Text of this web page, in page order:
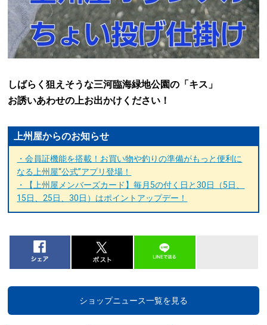
しばらく狙えそうな三河臨海緑地公園の「キス」
お誘いあわせの上お出かけください！
上州屋からのお知らせ
・会員証機能を搭載！お買い物や釣りの準備がもっと便利に
なる上州屋“公式”アプリ登場！
・【上州屋メンバーズカード】毎月5の付く日と30日（5日、
15日、25日、30日）はポイントアップデー！
ショップニュース一覧を見る